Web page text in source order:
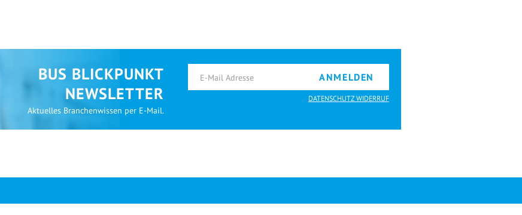
BUS BLICKPUNKT
NEWSLETTER
Aktuelles Branchenwissen per E-Mail.
ANMELDEN
DATENSCHUTZ WIDERRUF